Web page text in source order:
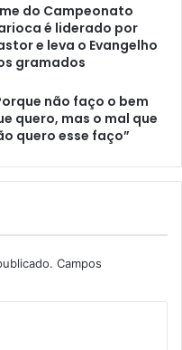
do Campeonato
é liderado por
e leva o Evangelho
gramados
não faço o bem
quero, mas o mal que
quero esse faço”
Campos